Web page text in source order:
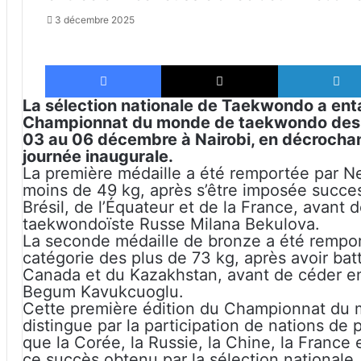
3 décembre 2025
Facebook X
La sélection nationale de Taekwondo a
Championnat du monde de taekwondo
03 au 06 décembre à Nairobi, en
journée inaugurale.
La première médaille a été remportée par
moins de 49 kg, après s’être imposée
Brésil, de l’Équateur et de la France, avant
taekwondoïste Russe Milana Bekulova.
La seconde médaille de bronze a été
catégorie des plus de 73 kg, après avoir
Canada et du Kazakhstan, avant de céder
Begum Kavukcuoglu.
Cette première édition du Championnat du
distingue par la participation de nations de
que la Corée, la Russie, la Chine, la France